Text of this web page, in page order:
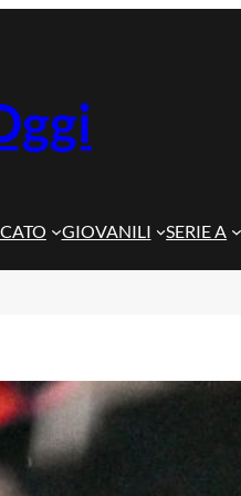
GIOVANILI SERIE A